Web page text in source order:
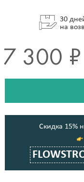
30
на
7 300 ₽
Cкидка 15%